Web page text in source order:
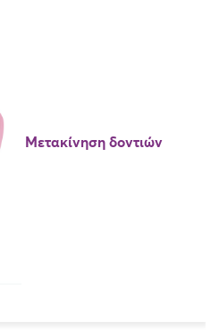
Μετακίνηση δοντιών